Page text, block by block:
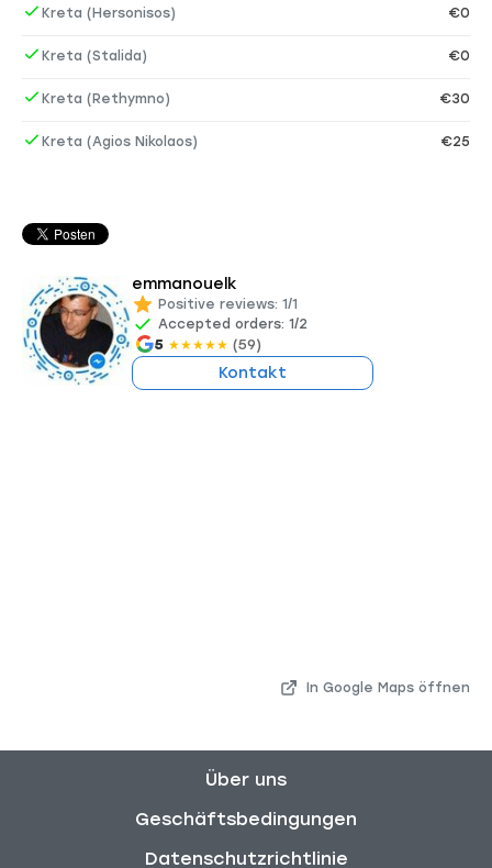
Kreta (Hersonisos) €0
Kreta (Stalida) €0
Kreta (Rethymno) €30
Kreta (Agios Nikolaos) €25
emmanouelk
Positive reviews: 1/1
Accepted orders: 1/2
5 ★★★★★ (59)
Kontakt
In Google Maps öffnen
Über uns
Geschäftsbedingungen
Datenschutzrichtlinie